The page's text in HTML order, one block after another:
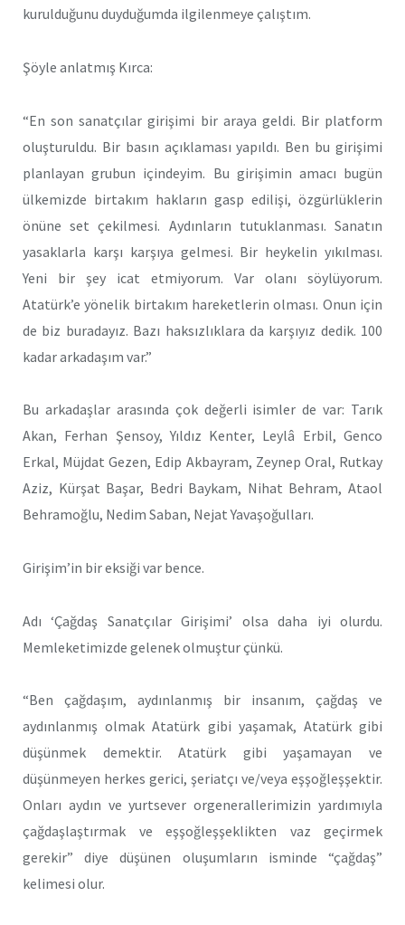
kurulduğunu duyduğumda ilgilenmeye çalıştım.
Şöyle anlatmış Kırca:
“En son sanatçılar girişimi bir araya geldi. Bir platform
oluşturuldu. Bir basın açıklaması yapıldı. Ben bu girişimi
planlayan grubun içindeyim. Bu girişimin amacı bugün
ülkemizde birtakım hakların gasp edilişi, özgürlüklerin
önüne set çekilmesi. Aydınların tutuklanması. Sanatın
yasaklarla karşı karşıya gelmesi. Bir heykelin yıkılması.
Yeni bir şey icat etmiyorum. Var olanı söylüyorum.
Atatürk’e yönelik birtakım hareketlerin olması. Onun için
de biz buradayız. Bazı haksızlıklara da karşıyız dedik. 100
kadar arkadaşım var.”
Bu arkadaşlar arasında çok değerli isimler de var: Tarık
Akan, Ferhan Şensoy, Yıldız Kenter, Leylâ Erbil, Genco
Erkal, Müjdat Gezen, Edip Akbayram, Zeynep Oral, Rutkay
Aziz, Kürşat Başar, Bedri Baykam, Nihat Behram, Ataol
Behramoğlu, Nedim Saban, Nejat Yavaşoğulları.
Girişim’in bir eksiği var bence.
Adı ‘Çağdaş Sanatçılar Girişimi’ olsa daha iyi olurdu.
Memleketimizde gelenek olmuştur çünkü.
“Ben çağdaşım, aydınlanmış bir insanım, çağdaş ve
aydınlanmış olmak Atatürk gibi yaşamak, Atatürk gibi
düşünmek demektir. Atatürk gibi yaşamayan ve
düşünmeyen herkes gerici, şeriatçı ve/veya eşşoğleşşektir.
Onları aydın ve yurtsever orgenerallerimizin yardımıyla
çağdaşlaştırmak ve eşşoğleşşeklikten vaz geçirmek
gerekir” diye düşünen oluşumların isminde “çağdaş”
kelimesi olur.